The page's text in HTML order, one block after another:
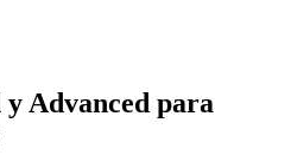
y Advanced para